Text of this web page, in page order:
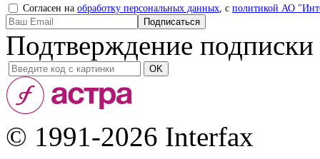
Согласен на обработку персональных данных , с политикой АО
Подтверждение подписки
© 1991-2026 Interfax